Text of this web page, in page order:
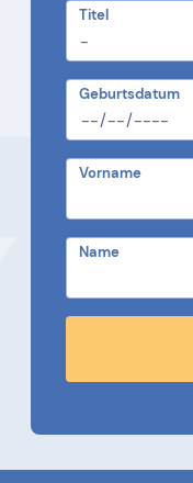
Titel
Geburtsdatum
Vorname
Name